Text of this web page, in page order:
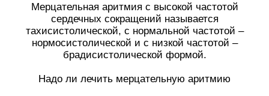
Мерцательная аритмия с высокой частотой
сердечных сокращений называется
тахисистолической, с нормальной частотой –
нормосистолической и с низкой частотой –
брадисистолической формой.
Надо ли лечить мерцательную аритмию